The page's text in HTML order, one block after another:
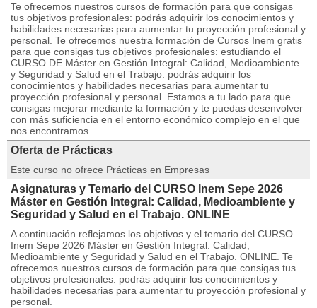
Te ofrecemos nuestros cursos de formación para que consigas
tus objetivos profesionales: podrás adquirir los conocimientos y
habilidades necesarias para aumentar tu proyección profesional y
personal. Te ofrecemos nuestra formación de Cursos Inem gratis
para que consigas tus objetivos profesionales: estudiando el
CURSO DE Máster en Gestión Integral: Calidad, Medioambiente
y Seguridad y Salud en el Trabajo. podrás adquirir los
conocimientos y habilidades necesarias para aumentar tu
proyección profesional y personal. Estamos a tu lado para que
consigas mejorar mediante la formación y te puedas desenvolver
con más suficiencia en el entorno económico complejo en el que
nos encontramos.
Oferta de Prácticas
Este curso no ofrece Prácticas en Empresas
Asignaturas y Temario del CURSO Inem Sepe 2026
Máster en Gestión Integral: Calidad, Medioambiente y
Seguridad y Salud en el Trabajo. ONLINE
A continuación reflejamos los objetivos y el temario del CURSO
Inem Sepe 2026 Máster en Gestión Integral: Calidad,
Medioambiente y Seguridad y Salud en el Trabajo. ONLINE. Te
ofrecemos nuestros cursos de formación para que consigas tus
objetivos profesionales: podrás adquirir los conocimientos y
habilidades necesarias para aumentar tu proyección profesional y
personal.